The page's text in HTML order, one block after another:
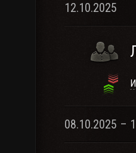
12.10.2025
08.10.2025 –